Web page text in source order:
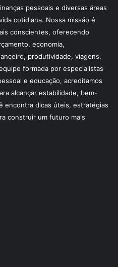
pessoais e diversas áreas
cotidiana. Nossa missão é
conscientes, oferecendo
economia,
produtividade, viagens,
formada por especialistas
e educação, acreditamos
alcançar estabilidade, bem-
encontra dicas úteis, estratégias
construir um futuro mais